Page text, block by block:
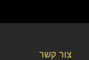
צור קשר